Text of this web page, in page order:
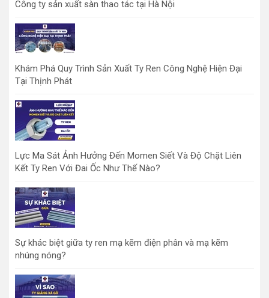
Công ty sản xuất sàn thao tác tại Hà Nội
Khám Phá Quy Trình Sản Xuất Ty Ren Công Nghệ Hiện Đại
Tại Thịnh Phát
Lực Ma Sát Ảnh Hưởng Đến Momen Siết Và Độ Chặt Liên
Kết Ty Ren Với Đai Ốc Như Thế Nào?
Sự khác biệt giữa ty ren mạ kẽm điện phân và mạ kẽm
nhúng nóng?